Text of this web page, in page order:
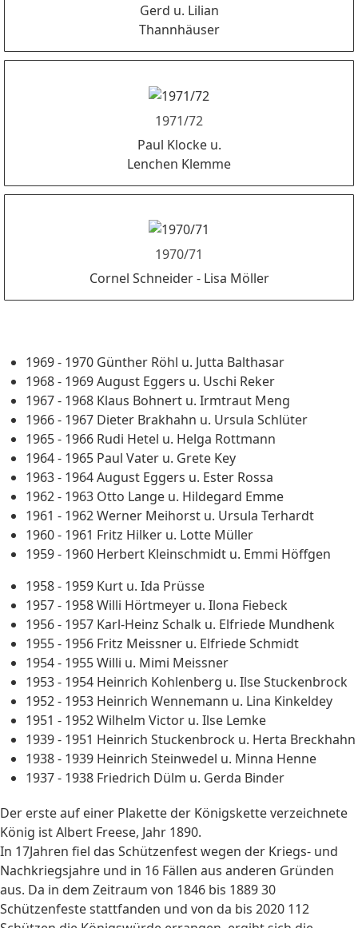
Gerd u. Lilian
Thannhäuser
1971/72
Paul Klocke u.
Lenchen Klemme
1970/71
Cornel Schneider - Lisa Möller
1969 - 1970 Günther Röhl u. Jutta Balthasar
1968 - 1969 August Eggers u. Uschi Reker
1967 - 1968 Klaus Bohnert u. Irmtraut Meng
1966 - 1967 Dieter Brakhahn u. Ursula Schlüter
1965 - 1966 Rudi Hetel u. Helga Rottmann
1964 - 1965 Paul Vater u. Grete Key
1963 - 1964 August Eggers u. Ester Rossa
1962 - 1963 Otto Lange u. Hildegard Emme
1961 - 1962 Werner Meihorst u. Ursula Terhardt
1960 - 1961 Fritz Hilker u. Lotte Müller
1959 - 1960 Herbert Kleinschmidt u. Emmi Höffgen
1958 - 1959 Kurt u. Ida Prüsse
1957 - 1958 Willi Hörtmeyer u. Ilona Fiebeck
1956 - 1957 Karl-Heinz Schalk u. Elfriede Mundhenk
1955 - 1956 Fritz Meissner u. Elfriede Schmidt
1954 - 1955 Willi u. Mimi Meissner
1953 - 1954 Heinrich Kohlenberg u. Ilse Stuckenbrock
1952 - 1953 Heinrich Wennemann u. Lina Kinkeldey
1951 - 1952 Wilhelm Victor u. Ilse Lemke
1939 - 1951 Heinrich Stuckenbrock u. Herta Breckhahn
1938 - 1939 Heinrich Steinwedel u. Minna Henne
1937 - 1938 Friedrich Dülm u. Gerda Binder
Der erste auf einer Plakette der Königskette verzeichnete
König ist Albert Freese, Jahr 1890.
In 17Jahren fiel das Schützenfest wegen der Kriegs- und
Nachkriegsjahre und in 16 Fällen aus anderen Gründen
aus. Da in dem Zeitraum von 1846 bis 1889 30
Schützenfeste stattfanden und von da bis 2020 112